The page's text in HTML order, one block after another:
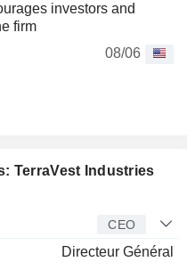
investors and
firm
08/06
TerraVest Industries
CEO
Directeur Général